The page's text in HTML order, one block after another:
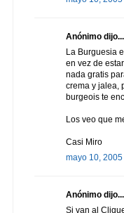
Anónimo dijo...
La Burguesia
en vez de
nada gratis
crema y jalea,
burgeois te
Los veo que
Casi Miro
mayo 10, 2005
Anónimo dijo...
Si van al